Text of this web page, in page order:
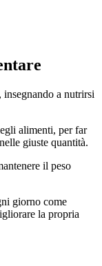
, insegnando a nutrirsi
alimenti, per far
giuste quantità.
il peso
giorno come
la propria